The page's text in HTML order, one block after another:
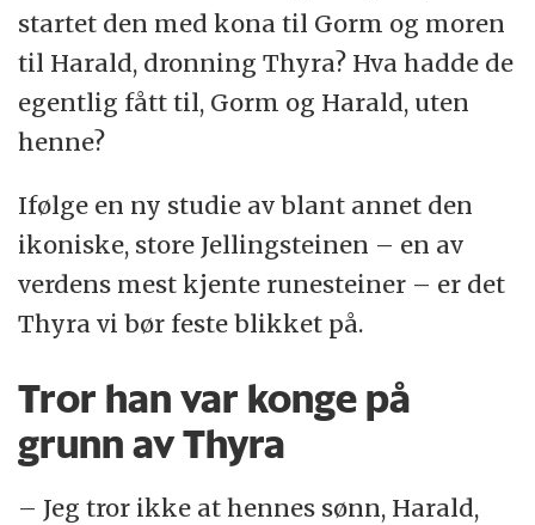
startet den med kona til Gorm og moren
til Harald, dronning Thyra? Hva hadde de
egentlig fått til, Gorm og Harald, uten
henne?
Ifølge en ny studie av blant annet den
ikoniske, store Jellingsteinen – en av
verdens mest kjente runesteiner – er det
Thyra vi bør feste blikket på.
Tror han var konge på
grunn av Thyra
– Jeg tror ikke at hennes sønn, Harald,